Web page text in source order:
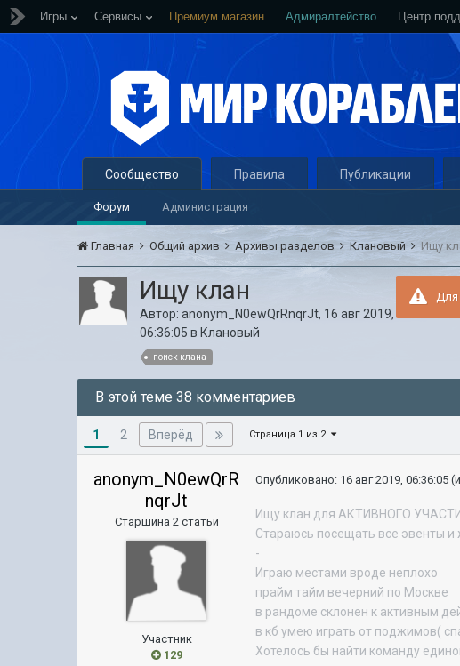
Игры Сервисы Премиум магазин Адмиралтейство Центр
Сообщество
Форум Администрация
Правила Публикации
Главная Общий архив Архивы разделов Клановый Ищу
Для
Ищу клан
Автор:anonym_N0ewQrRnqrJt, 16 авг 2019,
06:36:05 в Клановый
поиск клана
В этой теме 38 комментариев
1 2 Вперёд Страница 1 из 2
anonym_N0ewQrR
nqrJt
Старшина 2 статьи
Участник
129
Опубликовано: 16 авг 2019, 06:36:05
Ищу клан для АКТИВНОГО
Стараюсь посещать все эвенты и
-
Играю местами вроде неплохо
прайм тайм вечерний по Москве
в рандоме склонен к активным
в кб умею играть от поджимов(
Хотелось бы найти команду